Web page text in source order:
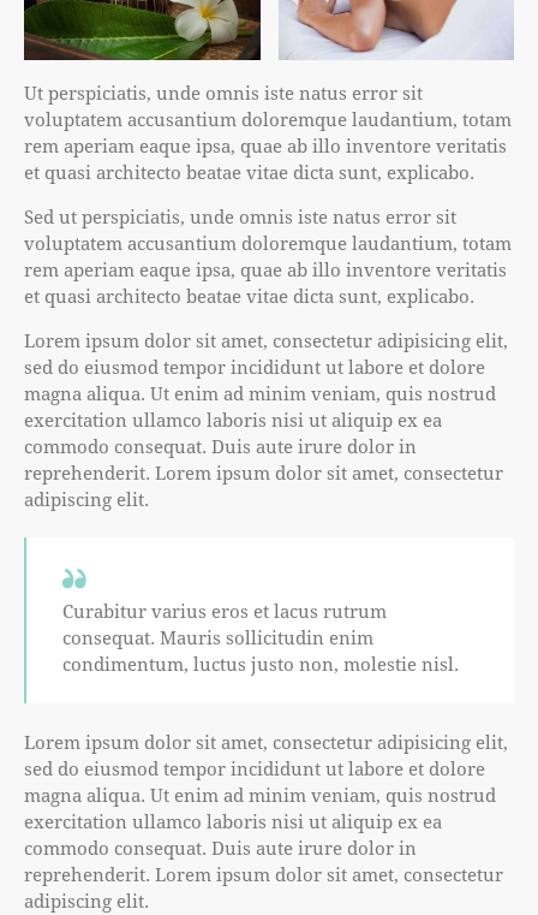
Ut perspiciatis, unde omnis iste natus error sit
voluptatem accusantium doloremque laudantium, totam
rem aperiam eaque ipsa, quae ab illo inventore veritatis
et quasi architecto beatae vitae dicta sunt, explicabo.
Sed ut perspiciatis, unde omnis iste natus error sit
voluptatem accusantium doloremque laudantium, totam
rem aperiam eaque ipsa, quae ab illo inventore veritatis
et quasi architecto beatae vitae dicta sunt, explicabo.
Lorem ipsum dolor sit amet, consectetur adipisicing elit,
sed do eiusmod tempor incididunt ut labore et dolore
magna aliqua. Ut enim ad minim veniam, quis nostrud
exercitation ullamco laboris nisi ut aliquip ex ea
commodo consequat. Duis aute irure dolor in
reprehenderit. Lorem ipsum dolor sit amet, consectetur
adipiscing elit.
Curabitur varius eros et lacus rutrum
consequat. Mauris sollicitudin enim
condimentum, luctus justo non, molestie nisl.
Lorem ipsum dolor sit amet, consectetur adipisicing elit,
sed do eiusmod tempor incididunt ut labore et dolore
magna aliqua. Ut enim ad minim veniam, quis nostrud
exercitation ullamco laboris nisi ut aliquip ex ea
commodo consequat. Duis aute irure dolor in
reprehenderit. Lorem ipsum dolor sit amet, consectetur
adipiscing elit.